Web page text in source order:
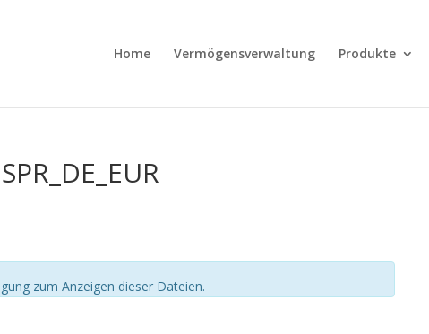
Home Vermögensverwaltung Produkte
zum Anzeigen dieser Dateien.